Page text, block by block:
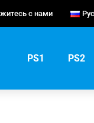
с нами
PS1 PS2